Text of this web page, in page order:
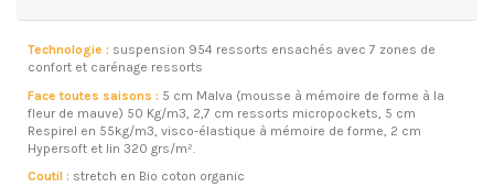
Technologie : suspension 954 ressorts ensachés avec 7 zones de
confort et carénage ressorts
Face toutes saisons : 5 cm Malva (mousse à mémoire de forme à la
fleur de mauve) 50 Kg/m3, 2,7 cm ressorts micropockets, 5 cm
Respirel en 55kg/m3, visco-élastique à mémoire de forme, 2 cm
Hypersoft et lin 320 grs/m².
Coutil : stretch en Bio coton organic